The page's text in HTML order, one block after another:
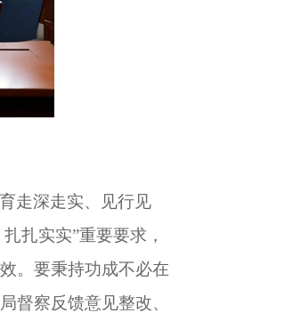
走深走实、见行见
扎实实”重要要求，
。要秉持功成不必在
督察反馈意见整改、